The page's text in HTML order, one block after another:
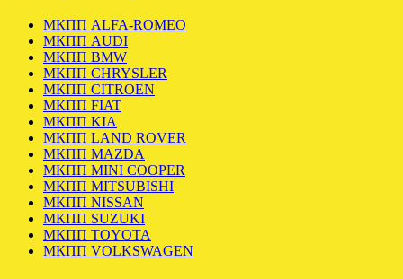
МКПП ALFA-ROMEO
МКПП AUDI
МКПП BMW
МКПП CHRYSLER
МКПП CITROEN
МКПП FIAT
МКПП KIA
МКПП LAND ROVER
МКПП MAZDA
МКПП MINI COOPER
МКПП MITSUBISHI
МКПП NISSAN
МКПП SUZUKI
МКПП TOYOTA
МКПП VOLKSWAGEN